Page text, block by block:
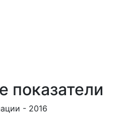
показатели
- 2016